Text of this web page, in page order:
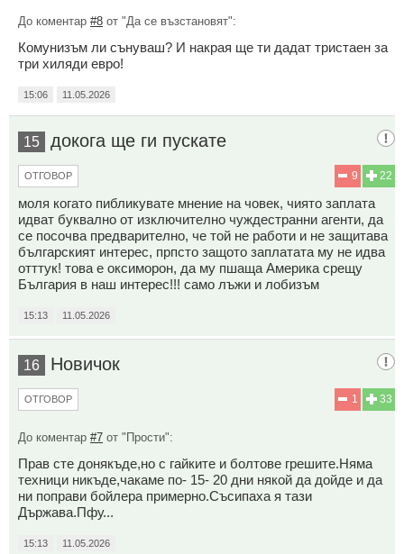
До коментар #8 от "Да се възстановят":
Комунизъм ли сънуваш? И накрая ще ти дадат тристаен за
три хиляди евро!
15:06 11.05.2026
15 докога ще ги пускате
22
9
ОТГОВОР
моля когато пибликувате мнение на човек, чиято заплата
идват буквално от изключително чуждестранни агенти, да
се посочва предварително, че той не работи и не защитава
българският интерес, прпсто защото заплатата му не идва
отттук! това е оксиморон, да му пшаща Америка срещу
България в наш интерес!!! само лъжи и лобизъм
15:13 11.05.2026
16 Новичок
33
1
ОТГОВОР
До коментар #7 от "Прости":
Прав сте донякъде,но с гайките и болтове грешите.Няма
техници никъде,чакаме по- 15- 20 дни някой да дойде и да
ни поправи бойлера примерно.Съсипаха я тази
Държава.Пфу...
15:13 11.05.2026